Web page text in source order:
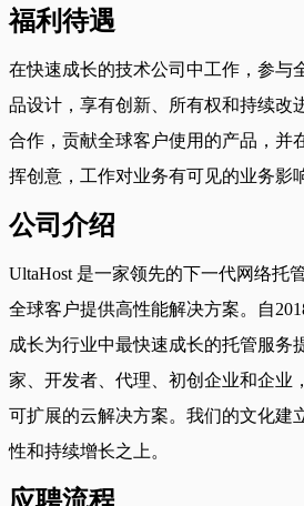
福利待遇
在快速成长的技术公司中工作，参与
品设计，享有创新、所有权和持续改
合作，贡献全球客户使用的产品，并
挥创意，工作对业务有可见的业务影
公司介绍
UltaHost 是一家领先的下一代网络托
全球客户提供高性能解决方案。自
成长为行业中最快速成长的托管服务
家、开发者、代理、初创企业和企业
可扩展的云解决方案。我们的文化建
性和持续增长之上。